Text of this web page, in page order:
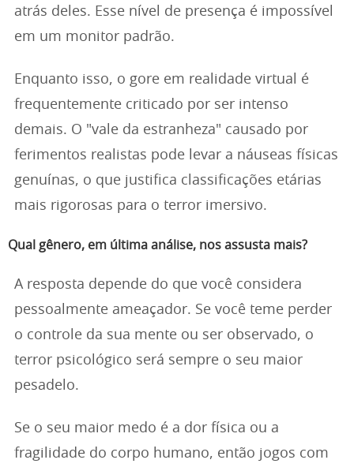
atrás deles. Esse nível de presença é impossível
em um monitor padrão.
Enquanto isso, o gore em realidade virtual é
frequentemente criticado por ser intenso
demais. O "vale da estranheza" causado por
ferimentos realistas pode levar a náuseas físicas
genuínas, o que justifica classificações etárias
mais rigorosas para o terror imersivo.
Qual gênero, em última análise, nos assusta mais?
A resposta depende do que você considera
pessoalmente ameaçador. Se você teme perder
o controle da sua mente ou ser observado, o
terror psicológico será sempre o seu maior
pesadelo.
Se o seu maior medo é a dor física ou a
fragilidade do corpo humano, então jogos com